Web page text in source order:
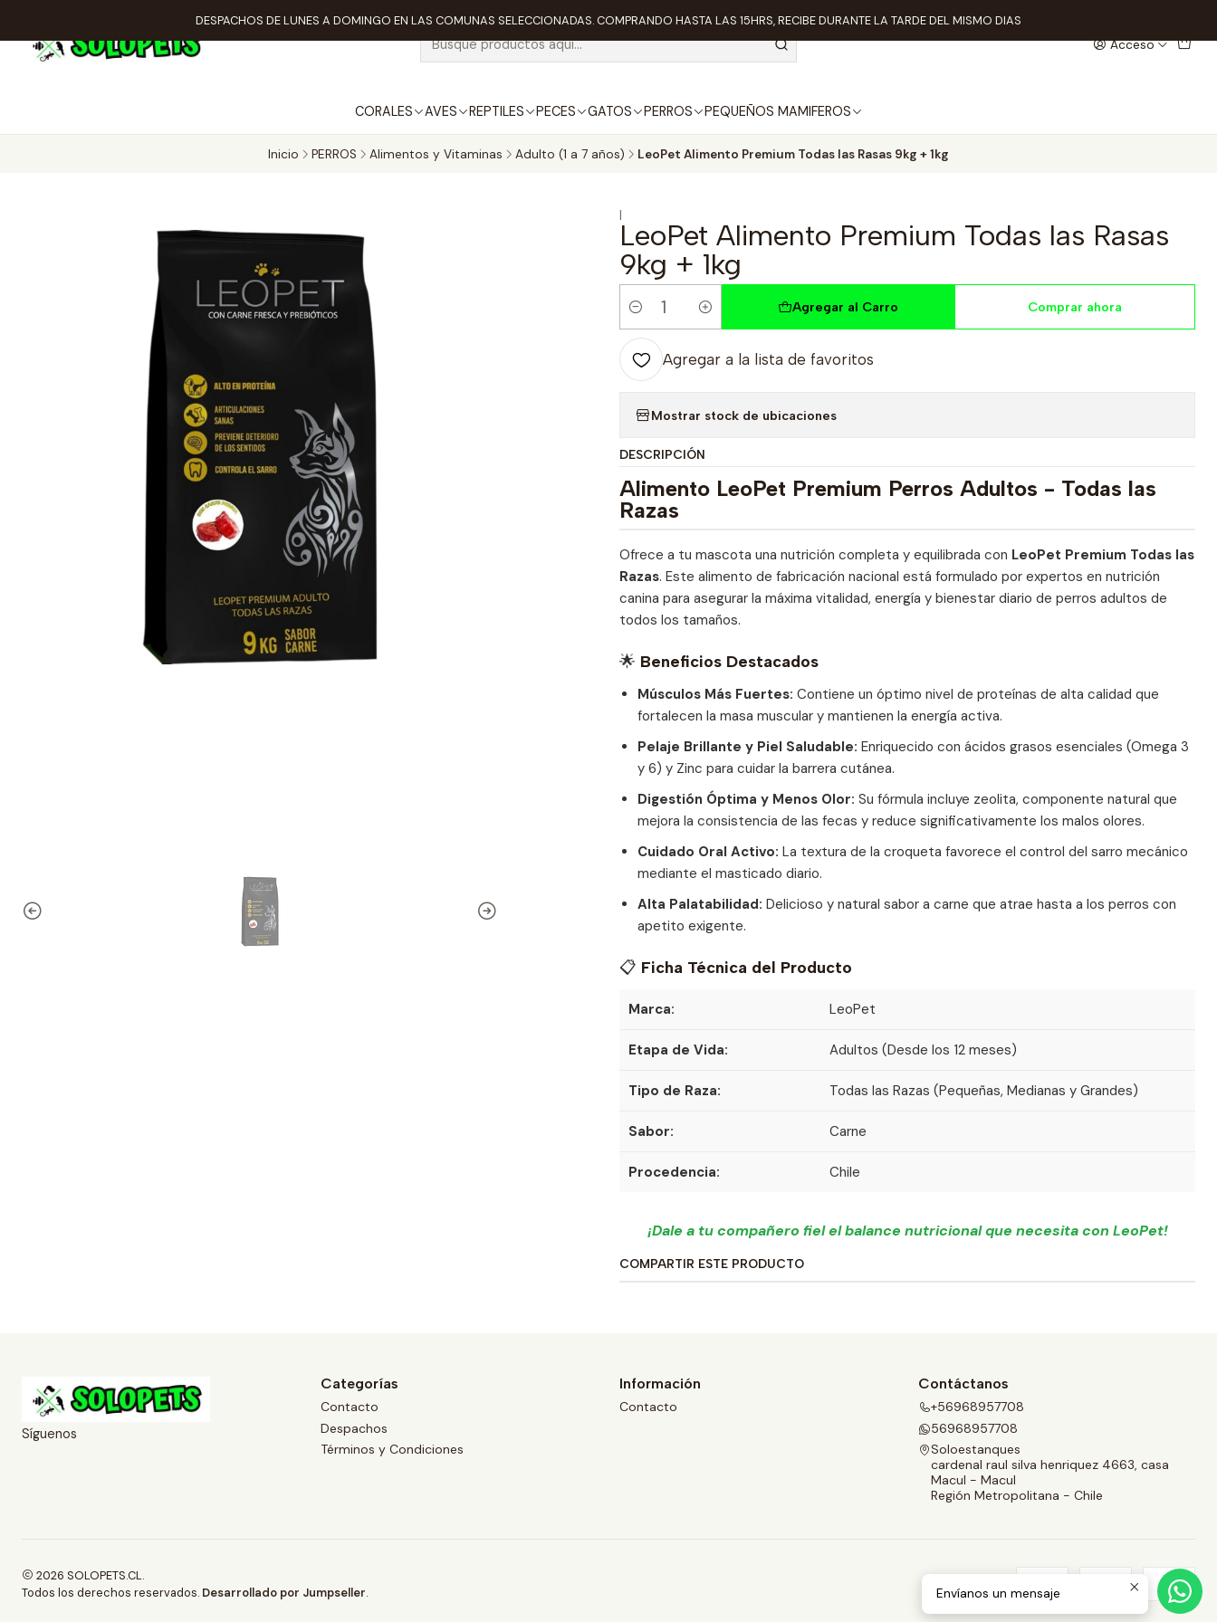
Acceso
CORALES AVES REPTILES PECES GATOS PERROS PEQUEÑOS MAMIFEROS
DESPACHOS DE LUNES A DOMINGO EN LAS COMUNAS SELECCIONADAS. COMPRANDO HASTA LAS 15HRS, RECIBE DURANTE LA TARDE DEL MISMO DIAS
Inicio PERROS Alimentos y Vitaminas Adulto (1 a 7 años) LeoPet Alimento Premium Todas las Rasas 9kg + 1kg
|
LeoPet Alimento Premium Todas las Rasas
9kg + 1kg
Cantidad
Agregar al Carro Comprar ahora
Agregar a la lista de favoritos
Mostrar stock de ubicaciones
DESCRIPCIÓN
Alimento LeoPet Premium Perros Adultos - Todas las
Razas
Ofrece a tu mascota una nutrición completa y equilibrada con LeoPet Premium Todas las
Razas. Este alimento de fabricación nacional está formulado por expertos en nutrición
canina para asegurar la máxima vitalidad, energía y bienestar diario de perros adultos de
todos los tamaños.
🌟 Beneficios Destacados
Músculos Más Fuertes: Contiene un óptimo nivel de proteínas de alta calidad que
fortalecen la masa muscular y mantienen la energía activa.
Pelaje Brillante y Piel Saludable: Enriquecido con ácidos grasos esenciales (Omega 3
y 6) y Zinc para cuidar la barrera cutánea.
Digestión Óptima y Menos Olor: Su fórmula incluye zeolita, componente natural que
mejora la consistencia de las fecas y reduce significativamente los malos olores.
Cuidado Oral Activo: La textura de la croqueta favorece el control del sarro mecánico
mediante el masticado diario.
Alta Palatabilidad: Delicioso y natural sabor a carne que atrae hasta a los perros con
apetito exigente.
📋 Ficha Técnica del Producto
Marca: LeoPet
Etapa de Vida: Adultos (Desde los 12 meses)
Tipo de Raza: Todas las Razas (Pequeñas, Medianas y Grandes)
Sabor: Carne
Procedencia: Chile
¡Dale a tu compañero fiel el balance nutricional que necesita con LeoPet!
COMPARTIR ESTE PRODUCTO
Síguenos
Categorías
Contacto
Despachos
Términos y Condiciones
Información
Contacto
Contáctanos
+56968957708
56968957708
Soloestanques
cardenal raul silva henriquez 4663, casa
Macul - Macul
Región Metropolitana - Chile
2026 SOLOPETS.CL.
Todos los derechos reservados. Desarrollado por Jumpseller. Envíanos un mensaje